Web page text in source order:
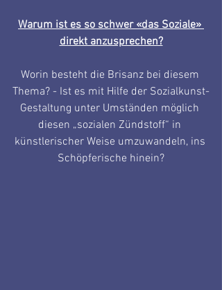
Warum ist es so schwer «das Soziale»
direkt anzusprechen?
Worin besteht die Brisanz bei diesem
Thema? - Ist es mit Hilfe der Sozialkunst-
Gestaltung unter Umständen möglich
diesen „sozialen Zündstoff“ in
künstlerischer Weise umzuwandeln, ins
Schöpferische hinein?